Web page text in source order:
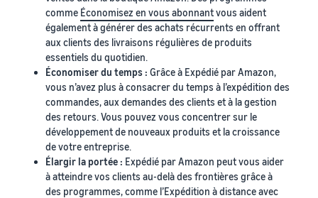
comme Économisez en vous abonnantvous aident
également à générer des achats récurrents en offrant
aux clients des livraisons régulières de produits
essentiels du quotidien.
Économiser du temps : Grâce à Expédié par Amazon,
vous n’avez plus à consacrer du temps à l’expédition des
commandes, aux demandes des clients et à la gestion
des retours. Vous pouvez vous concentrer sur le
développement de nouveaux produits et la croissance
de votre entreprise.
Élargir la portée : Expédié par Amazon peut vous aider
à atteindre vos clients au-delà des frontières grâce à
des programmes, comme l’Expédition à distance avec